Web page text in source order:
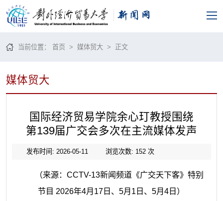
当前位置：首页 >媒体贸大 > 正文
媒体贸大
国际经济贸易学院余心玎教授围绕
第139届广交会多次在主流媒体发声
发布时间: 2026-05-11 浏览次数: 152次
（来源：CCTV-13新闻频道《广交天下客》特别
节目 2026年4月17日、5月1日、5月4日 ）